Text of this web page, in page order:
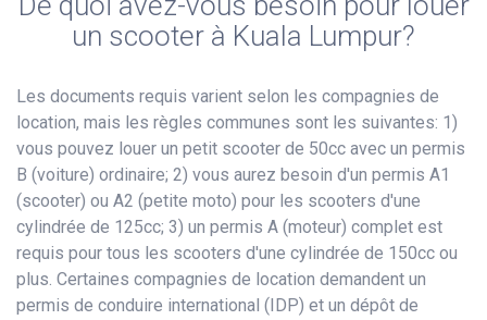
un scooter à Kuala Lumpur?
Les documents requis varient selon les compagnies de
location, mais les règles communes sont les suivantes: 1)
vous pouvez louer un petit scooter de 50cc avec un permis
B (voiture) ordinaire; 2) vous aurez besoin d'un permis A1
(scooter) ou A2 (petite moto) pour les scooters d'une
cylindrée de 125cc; 3) un permis A (moteur) complet est
requis pour tous les scooters d'une cylindrée de 150cc ou
plus. Certaines compagnies de location demandent un
permis de conduire international (IDP) et un dépôt de